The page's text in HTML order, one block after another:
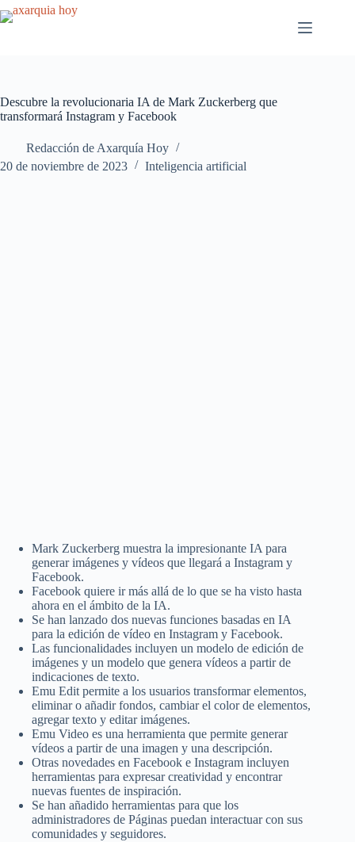
Saltar
al
Descubre la revolucionaria IA de Mark Zuckerberg que
transformará Instagram y Facebook
Redacción de Axarquía Hoy
20 de noviembre de 2023
Inteligencia artificial
Mark Zuckerberg muestra la impresionante IA para
generar imágenes y vídeos que llegará a Instagram y
Facebook.
Facebook quiere ir más allá de lo que se ha visto hasta
ahora en el ámbito de la IA.
Se han lanzado dos nuevas funciones basadas en IA
para la edición de vídeo en Instagram y Facebook.
Las funcionalidades incluyen un modelo de edición de
imágenes y un modelo que genera vídeos a partir de
indicaciones de texto.
Emu Edit permite a los usuarios transformar elementos,
eliminar o añadir fondos, cambiar el color de elementos,
agregar texto y editar imágenes.
Emu Video es una herramienta que permite generar
vídeos a partir de una imagen y una descripción.
Otras novedades en Facebook e Instagram incluyen
herramientas para expresar creatividad y encontrar
nuevas fuentes de inspiración.
Se han añadido herramientas para que los
administradores de Páginas puedan interactuar con sus
comunidades y seguidores.